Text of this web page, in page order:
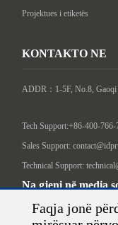
Faqja jonë
Projektues i etiketës
KONTAKTO NE
ADDR：1-5F, No.8,
Tech Support:+86-400-766-
Sales Support:
Technical Support:
Na gjeni në media